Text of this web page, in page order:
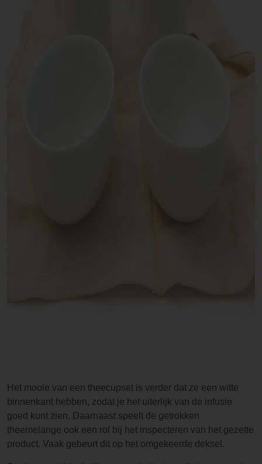
Het mooie van een theecupset is verder dat ze een witte
binnenkant hebben, zodat je het uiterlijk van de infusie
goed kunt zien. Daarnaast speelt de getrokken
theemelange ook een rol bij het inspecteren van het gezette
product. Vaak gebeurt dit op het omgekeerde deksel.